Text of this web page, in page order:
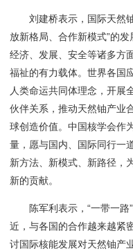
刘建桥表示，国际天然铀
放新格局、合作新模式”的
经济、发展、安全等诸多方
福祉的有力载体。世界各国
人类命运共同体理念，开展
伙伴关系，推动天然铀产业
球创造价值。中国核学会作
量，愿与国内、国际同行一
新方法、新模式、新路径，
新的贡献。
陈军利表示，“一带一路”
近，与各国的合作越来越紧
讨国际核能发展对天然铀产